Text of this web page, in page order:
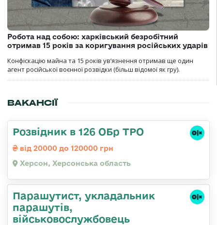
Робота над собою: харківський безробітний
отримав 15 років за коригування російських ударів
Конфіскацію майна та 15 років увʼязнення отримав ще один
агент російської воєнної розвідки (більш відомої як гру).
ВАКАНСІЇ
Розвідник в 126 ОБр ТРО
від 20000 до 120000 грн
Херсон, Херсонська область
Парашутист, укладальник
парашутів,
військовослужбовець